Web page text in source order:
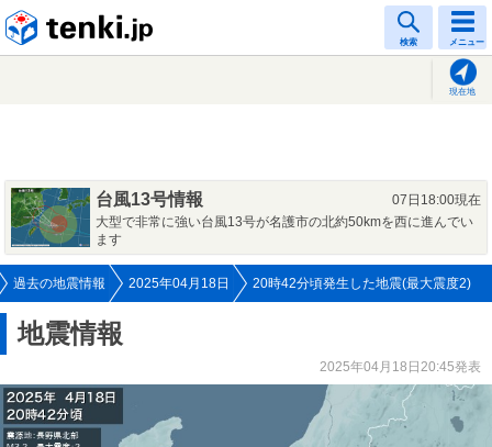
検索 メニュー
現在地
台風13号情報
07日18:00現在
大型で非常に強い台風13号が名護市の北約50kmを西に進んでい
ます
過去の地震情報 2025年04月18日 20時42分頃発生した地震(最大震度2)
地震情報
2025年04月18日20:45発表